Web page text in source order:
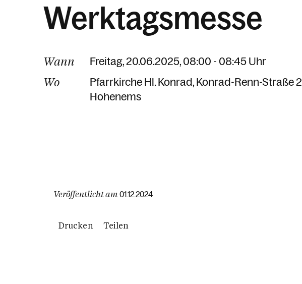
Werktagsmesse
Wann Freitag, 20.06.2025, 08:00 - 08:45 Uhr
Wo Pfarrkirche Hl. Konrad Konrad-Renn-Straße 2
Hohenems
Veröffentlicht am 01.12.2024
Drucken Teilen